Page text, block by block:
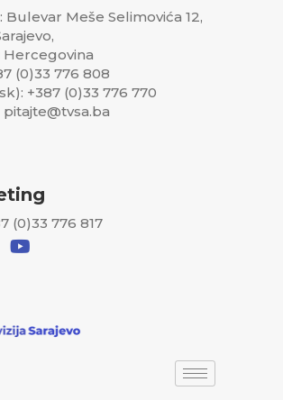
Bulevar Meše Selimovića 12,
Hercegovina
(0)33 776 808
+387 (0)33 776 770
pitajte@tvsa.ba
(0)33 776 817